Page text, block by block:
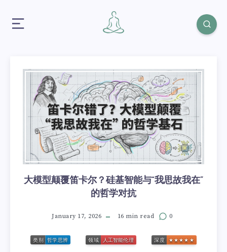
大模型颠覆笛卡尔？硅基智能与“我思故我在”
的哲学对抗
January 17, 2026 16 min read 0